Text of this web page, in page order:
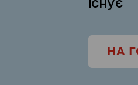
НА